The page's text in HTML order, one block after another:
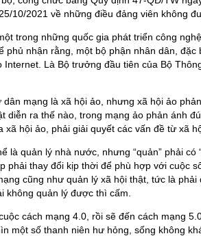
10/2021 về những điều đảng viên không
trong những quốc gia phát triển công
phủ nhận rằng, một bộ phận nhân dân, đặc
Internet. Là Bộ trưởng đầu tiên của Bộ
mạng là xã hội ảo, nhưng xã hội ảo
diễn ra thế nào, trong mạng ảo phản ánh
xã hội ảo, phải giải quyết các vấn đề từ xã
là quản lý nhà nước, nhưng “quản” phải có
phải thay đổi kịp thời để phù hợp với cuộc
cũng như quản lý xã hội thật, tức là phải
không quản lý được thì cấm.
cách mạng 4.0, rồi sẽ đến cách mạng
một số thanh niên hư hỏng, sống không